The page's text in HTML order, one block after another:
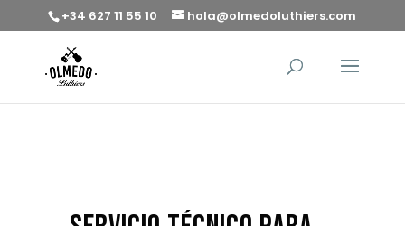
+34 627 11 55 10 hola@olmedoluthiers.com